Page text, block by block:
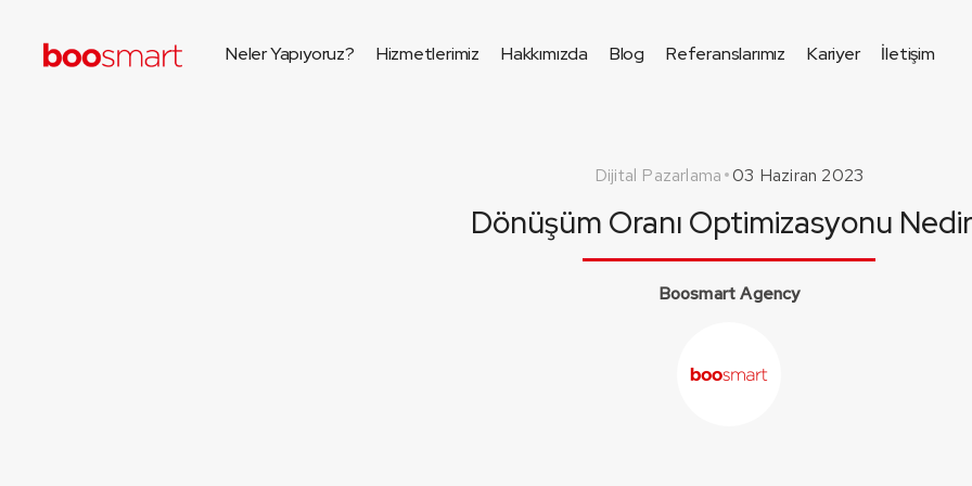
Neler Yapıyoruz? Hizmetlerimiz Hakkımızda Blog Referanslarımız Kariyer İletişim
Dijital Pazarlama 03 Haziran 2023
Dönüşüm Oranı Optimizasyonu
Boosmart Agency